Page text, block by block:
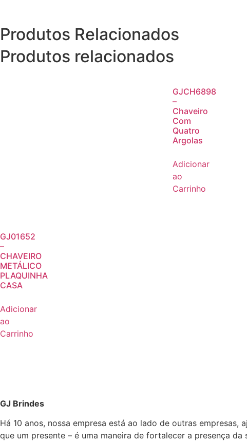
Produtos Relacionados
Produtos relacionados
GJCH6898
–
Chaveiro
Com
Quatro
Argolas
Adicionar
ao
Carrinho
GJ01652
–
CHAVEIRO
METÁLICO
PLAQUINHA
CASA
Adicionar
ao
Carrinho
GJ Brindes
Há 10 anos, nossa empresa está ao lado de outras
que um presente – é uma maneira de fortalecer a presença